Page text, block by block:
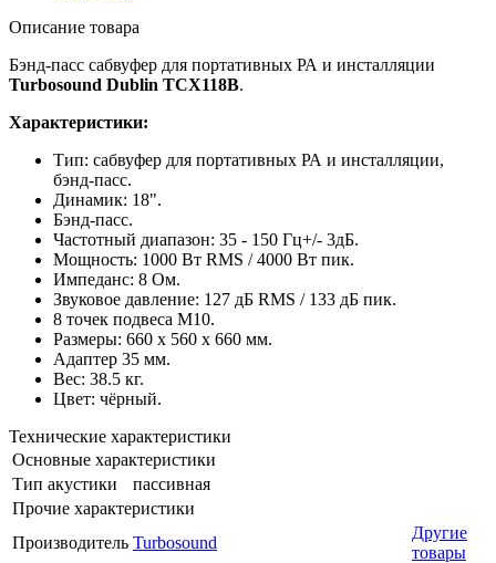
Описание товара
Бэнд-пасс сабвуфер для портативных РА и инсталляции
Turbosound Dublin TCX118B.
Характеристики:
Тип: сабвуфер для портативных РА и инсталляции,
бэнд-пасс.
Динамик: 18".
Бэнд-пасс.
Частотный диапазон: 35 - 150 Гц+/- 3дБ.
Мощность: 1000 Вт RMS / 4000 Вт пик.
Импеданс: 8 Ом.
Звуковое давление: 127 дБ RMS / 133 дБ пик.
8 точек подвеса М10.
Размеры: 660 x 560 x 660 мм.
Адаптер 35 мм.
Вес: 38.5 кг.
Цвет: чёрный.
Технические характеристики
Основные характеристики
Тип акустики
пассивная
Прочие характеристики
Производитель Turbosound
Другие
товары